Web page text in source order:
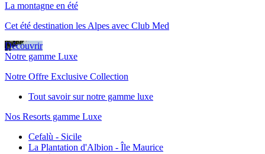
La montagne en été
Cet été destination les Alpes avec Club Med
Découvrir
Notre gamme Luxe
Notre Offre Exclusive Collection
Tout savoir sur notre gamme luxe
Nos Resorts gamme Luxe
Cefalù - Sicile
La Plantation d'Albion - Île Maurice